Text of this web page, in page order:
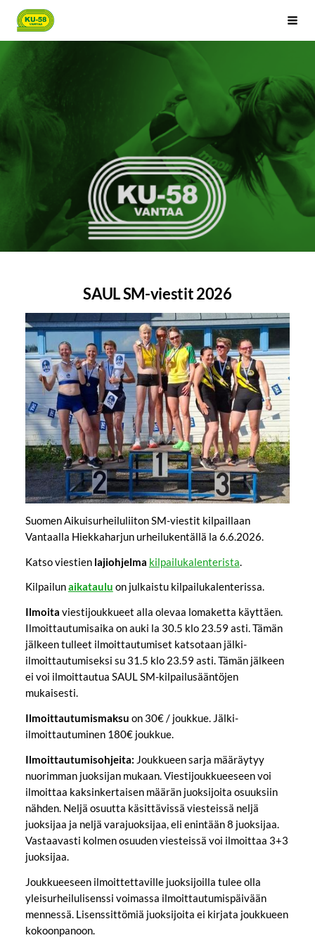
Siirry
sivun
Kenttäurheilijat-58 ry
SAUL SM-viestit 2026
Suomen Aikuisurheiluliiton SM-viestit kilpaillaan
Vantaalla Hiekkaharjun urheilukentällä la 6.6.2026.
Katso viestienlajiohjelma kilpailukalenterista.
Kilpailunaikataulu on julkaistu kilpailukalenterissa.
Ilmoita viestijoukkueet alla olevaa lomaketta käyttäen.
Ilmoittautumisaika on auki la 30.5 klo 23.59 asti. Tämän
jälkeen tulleet ilmoittautumiset katsotaan jälki-
ilmoittautumiseksi su 31.5 klo 23.59 asti. Tämän jälkeen
ei voi ilmoittautua SAUL SM-kilpailusääntöjen
mukaisesti.
Ilmoittautumismaksu on 30€ / joukkue. Jälki-
ilmoittautuminen 180€ joukkue.
Ilmoittautumisohjeita: Joukkueen sarja määräytyy
nuorimman juoksijan mukaan. Viestijoukkueeseen voi
ilmoittaa kaksinkertaisen määrän juoksijoita osuuksiin
nähden. Neljä osuutta käsittävissä viesteissä neljä
juoksijaa ja neljä varajuoksijaa, eli enintään 8 juoksijaa.
Vastaavasti kolmen osuuden viesteissä voi ilmoittaa 3+3
juoksijaa.
Joukkueeseen ilmoittettaville juoksijoilla tulee olla
yleisurheilulisenssi voimassa ilmoittautumispäivään
mennessä. Lisenssittömiä juoksijoita ei kirjata joukkueen
kokoonpanoon.